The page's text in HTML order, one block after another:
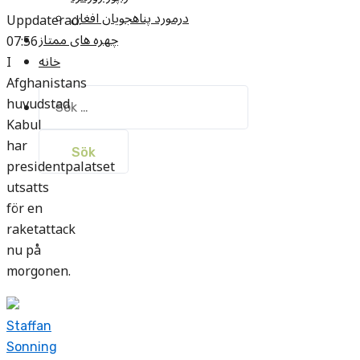
درمورد پناهجويان افغان
چهره های ممتاز
خانه
efter:
Uppdaterad:
07:56
I
Afghanistans
huvudstad
Kabul
har
presidentpalatset
utsatts
för en
raketattack
nu på
morgonen.
Staffan
Sonning